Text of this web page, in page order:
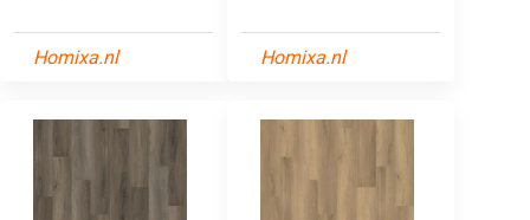
Homixa.nl Homixa.nl